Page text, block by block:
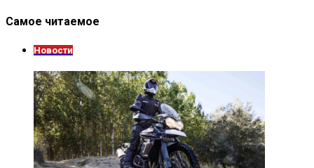
Самое читаемое
Новости